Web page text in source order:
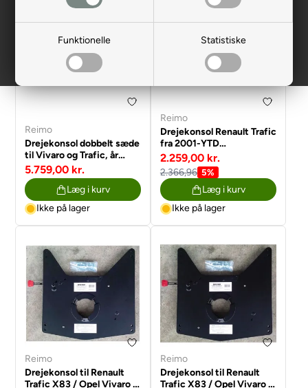
Funktionelle Statistiske
Reimo
Drejekonsol dobbelt sæde
til Vivaro og Trafic, år
2001-2014
5.759,00 kr.
Læg i kurv
Ikke på lager
Reimo
Drejekonsol Renault Trafic
fra 2001-YTD
passager.Talento/NV300/Vivaro
2.259,00 kr.
2.366,96 5%
Læg i kurv
Ikke på lager
Reimo
Drejekonsol til Renault
Trafic X83 / Opel Vivaro år
Reimo
Drejekonsol til Renault
Trafic X83 / Opel Vivaro år